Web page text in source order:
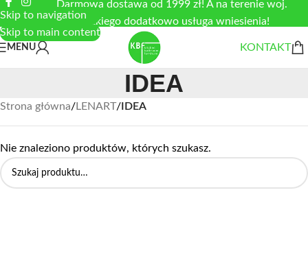
Skip to navigation
Skip to main content
Darmowa dostawa od 1999 zł! A na terenie woj.
łódzkiego dodatkowo usługa wniesienia!
MENU KONTAKT
IDEA
Strona główna/LENART/ IDEA
Nie znaleziono produktów, których szukasz.